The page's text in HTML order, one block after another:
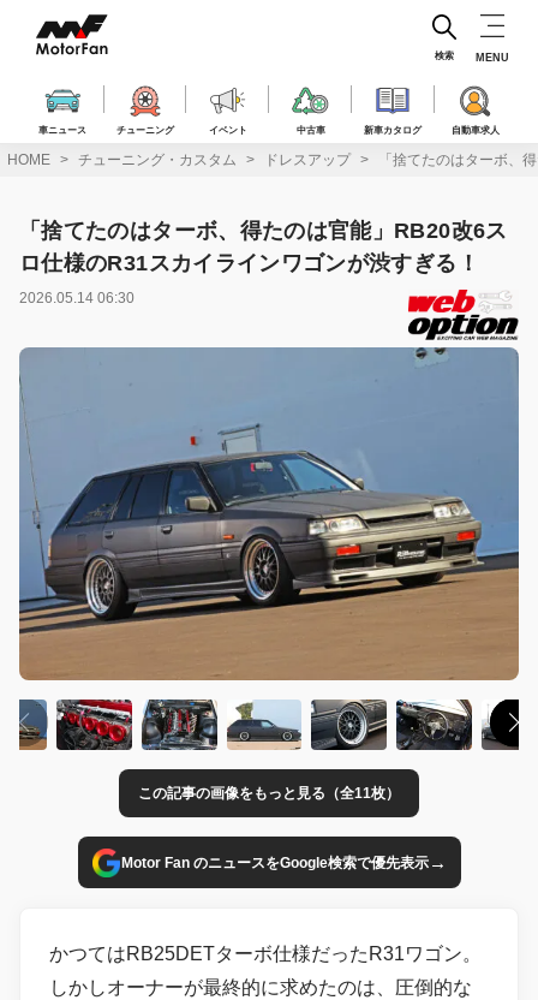
ス
車ニュース チューニング イベント 中古車 新車カタログ 自動車求人
検索 MENU
HOME チューニング・カスタム ドレスアップ 「捨てたのはターボ、
「捨てたのはターボ、得たのは官能」RB20改6ス
ロ仕様のR31スカイラインワゴンが渋すぎる！
2026.05.14 06:30
この記事の画像をもっと見る（全11枚）
Motor Fan のニュースをGoogle検索で優先表示→
かつてはRB25DETターボ仕様だったR31ワゴン。
しかしオーナーが最終的に求めたのは、圧倒的な